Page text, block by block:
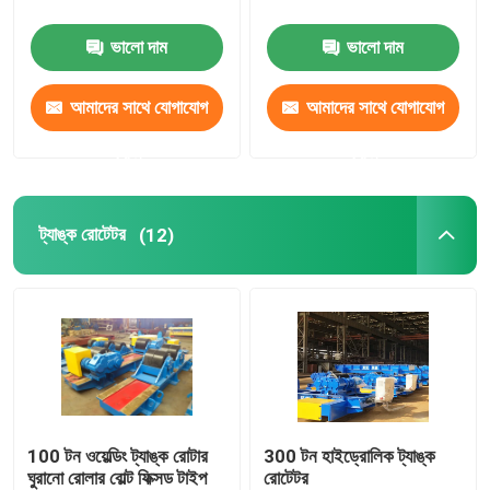
TWS ওয়েল্ডিং পজিশনার
কলাম এবং বুম ম্যানিপুলেটর
এল টাইপ ওয়েল্ডিং পজিশনার
পাইপ ওয়েল্ডিং পজিশনার
ভালো দাম
আমাদের সাথে যোগাযোগ
ভালো দাম
আমাদের সাথে যোগাযোগ
ট্যাঙ্ক রোটেটর (12)
100 টন ওয়েল্ডিং ট্যাঙ্ক রোটার
ঘুরানো রোলার বোল্ট ফিক্সড টাইপ
300 টন হাইড্রোলিক ট্যাঙ্ক
রোটেটর